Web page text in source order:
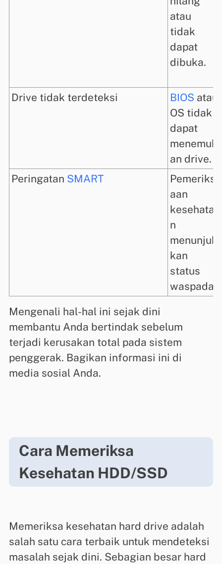
atau
tidak
dapat
dibuka.
Drive tidak terdeteksi BIOS atau
OS tidak
dapat
menemuk
an drive.
Peringatan SMART
Pemeriks
aan
kesehata
n
menunjuk
kan
status
waspada.
Mengenali hal-hal ini sejak dini
membantu Anda bertindak sebelum
terjadi kerusakan total pada sistem
penggerak. Bagikan informasi ini di
media sosial Anda.
Cara Memeriksa
Kesehatan HDD/SSD
Memeriksa kesehatan hard drive adalah
salah satu cara terbaik untuk mendeteksi
masalah sejak dini. Sebagian besar hard